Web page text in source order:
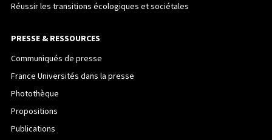
Réussir les transitions écologiques et sociétales
PRESSE & RESSOURCES
Communiqués de presse
France Universités dans la presse
Photothèque
Propositions
Publications